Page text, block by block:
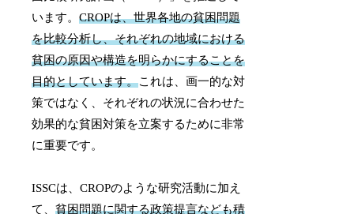
います。CROPは、世界各地の貧困問題
を比較分析し、それぞれの地域における
貧困の原因や構造を明らかにすることを
目的としています。これは、画一的な対
策ではなく、それぞれの状況に合わせた
効果的な貧困対策を立案するために非常
に重要です。
ISSCは、CROPのような研究活動に加え
て、貧困問題に関する政策提言なども積